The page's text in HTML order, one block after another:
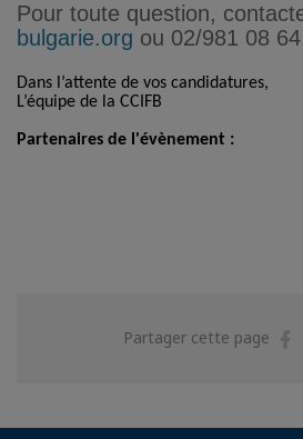
Pour toute question,
bulgarie.org ou 02/981 08 64
Dans l’attente de vos candidatures,
L’équipe de la CCIFB
Partenaires de l'évènement :
Partager cette page